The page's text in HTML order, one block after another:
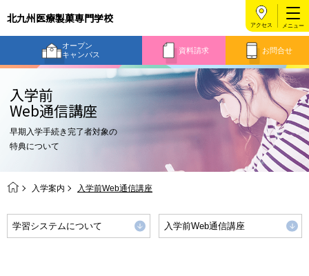
北九州医療製菓専門学校
オープン
キャンパス
資料請求 お問合せ
アクセス
入学前
Web通信講座
早期入学手続き完了者対象の
特典について
入学案内 入学前Web通信講座
学習システムについて 入学前Web通信講座